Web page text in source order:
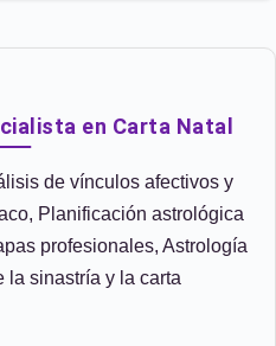
en Carta Natal
de vínculos afectivos y
Planificación astrológica
profesionales, Astrología
la sinastría y la carta